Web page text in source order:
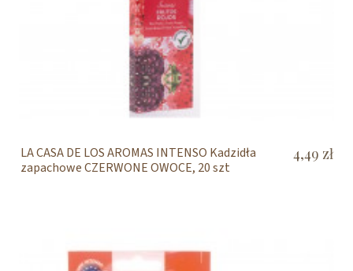
LA CASA DE LOS AROMAS INTENSO Kadzidła
zapachowe CZERWONE OWOCE, 20 szt
4,49 zł